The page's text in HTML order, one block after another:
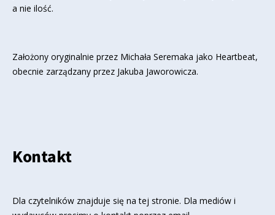
a nie ilość.
Założony oryginalnie przez Michała Seremaka jako Heartbeat,
obecnie zarządzany przez Jakuba Jaworowicza.
Kontakt
Dla czytelników znajduje się na tej stronie. Dla mediów i